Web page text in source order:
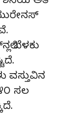
ಬೆಳಕು
ವಸ್ತುವಿನ
೪೦ ಸಲ